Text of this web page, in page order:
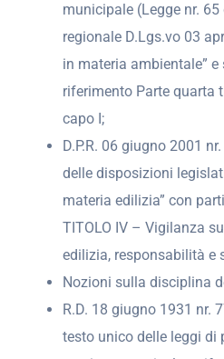
municipale (Legge nr.
regionale D.Lgs.vo 03
in materia ambientale”
riferimento Parte quarta
capo I;
D.P.R. 06 giugno 2001
delle disposizioni
materia edilizia” con
TITOLO IV – Vigilanza
edilizia, responsabilità e
Nozioni sulla disciplina
R.D. 18 giugno 1931 nr.
testo unico delle leggi di